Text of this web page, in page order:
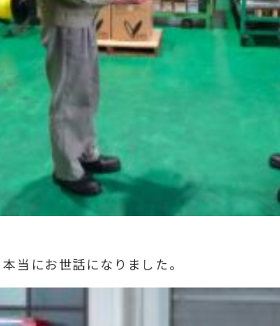
当にお世話になりました。